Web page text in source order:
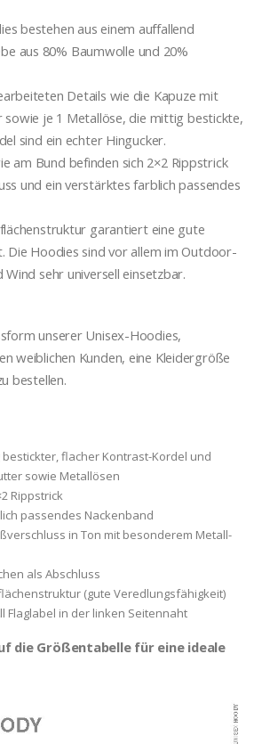
bestehen aus einem auffallend
aus 80% Baumwolle und 20%
Details wie die Kapuze mit
je 1 Metallöse, die mittig bestickte,
sind ein echter Hingucker.
am Bund befinden sich 2×2 Rippstrick
und ein verstärktes farblich passendes
garantiert eine gute
Die Hoodies sind vor allem im Outdoor-
Wind sehr universell einsetzbar.
unserer Unisex-Hoodies,
weiblichen Kunden, eine Kleidergröße
bestellen.
bestickter, flacher Kontrast-Kordel und
sowie Metallösen
Rippstrick
passendes Nackenband
in Ton mit besonderem Metall-
als Abschluss
(gute Veredlungsfähigkeit)
Flaglabel in der linken Seitennaht
die Größentabelle für eine ideale